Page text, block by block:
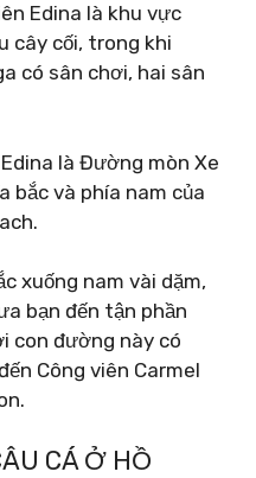
Edina là khu vực
cây cối, trong khi
có sân chơi, hai sân
là Đường mòn Xe
bắc và phía nam của
xuống nam vài dặm,
bạn đến tận phần
con đường này có
Công viên Carmel
CÁ Ở HỒ